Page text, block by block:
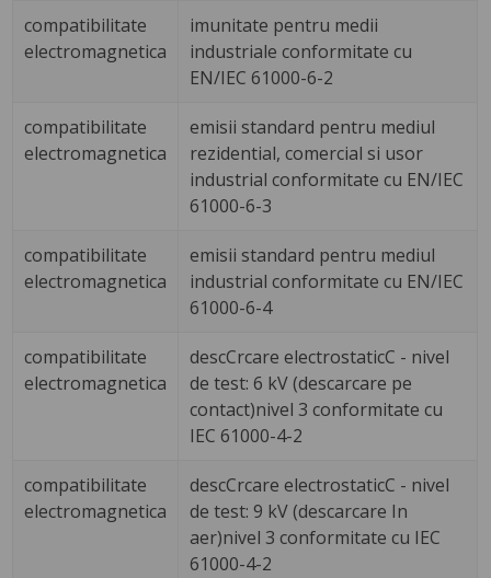
compatibilitate
electromagnetica
imunitate pentru medii
industriale conformitate cu
EN/IEC 61000-6-2
compatibilitate
electromagnetica
emisii standard pentru mediul
rezidential, comercial si usor
industrial conformitate cu EN/IEC
61000-6-3
compatibilitate
electromagnetica
emisii standard pentru mediul
industrial conformitate cu EN/IEC
61000-6-4
compatibilitate
electromagnetica
descCrcare electrostaticC - nivel
de test: 6 kV (descarcare pe
contact)nivel 3 conformitate cu
IEC 61000-4-2
compatibilitate
electromagnetica
descCrcare electrostaticC - nivel
de test: 9 kV (descarcare In
aer)nivel 3 conformitate cu IEC
61000-4-2